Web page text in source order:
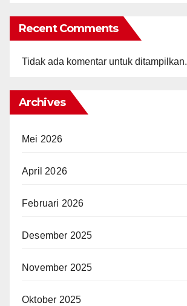
Recent Comments
Tidak ada komentar untuk ditampilkan.
Archives
Mei 2026
April 2026
Februari 2026
Desember 2025
November 2025
Oktober 2025